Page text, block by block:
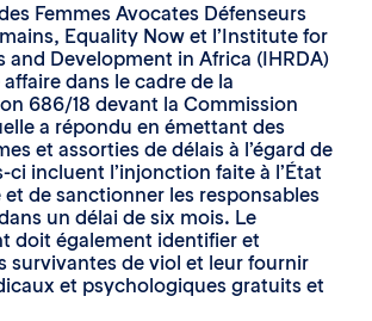
Femmes Avocates Défenseurs
Equality Now et l’Institute for
and Development in Africa (IHRDA)
dans le cadre de la
686/18 devant la Commission
a répondu en émettant des
et assorties de délais à l’égard de
ci incluent l’injonction faite à l’État
de sanctionner les responsables
un délai de six mois. Le
doit également identifier et
survivantes de viol et leur fournir
et psychologiques gratuits et